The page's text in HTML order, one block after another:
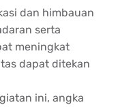
dan himbauan
serta
meningkat
dapat ditekan
ini, angka